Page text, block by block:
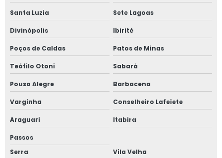
Inspeção de caldeiras nr 13
Inspeção de segurança em caldeiras
Inspeção de segurança em tubulações
Inspeção de tubulação industrial
Inspeção de tubulações em campo grande
Inspeção de tubulações preço
Inspeção em caldeiras
Santa Luzia Sete Lagoas
Divinópolis Ibirité
Poços de Caldas Patos de Minas
Teófilo Otoni Sabará
Pouso Alegre Barbacena
Varginha Conselheiro Lafeiete
Araguari Itabira
Passos
Serra
Vila Velha